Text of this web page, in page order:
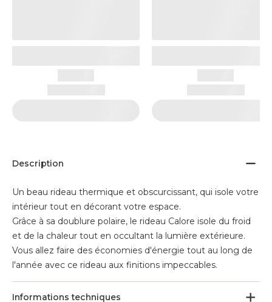
Description
Un beau rideau thermique et obscurcissant, qui isole votre
intérieur tout en décorant votre espace.
Grâce à sa doublure polaire, le rideau Calore isole du froid
et de la chaleur tout en occultant la lumière extérieure.
Vous allez faire des économies d'énergie tout au long de
l'année avec ce rideau aux finitions impeccables.
Informations techniques